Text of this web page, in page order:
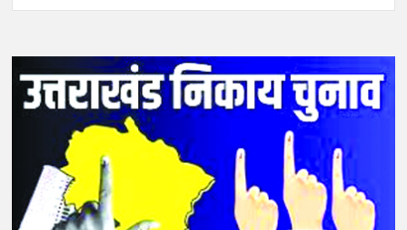
पद
के
लिए
निवर्तमान
पार्षद
मोनिका
सैनी
ने